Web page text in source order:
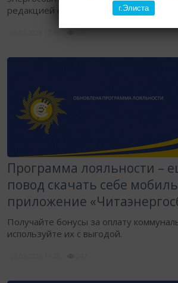
г.Элиста
редакцией сетевого издания
Программа лояльности –
повод скачать себе
приложение
​Получайте бонусы за оплату
используйте их с выгодой.